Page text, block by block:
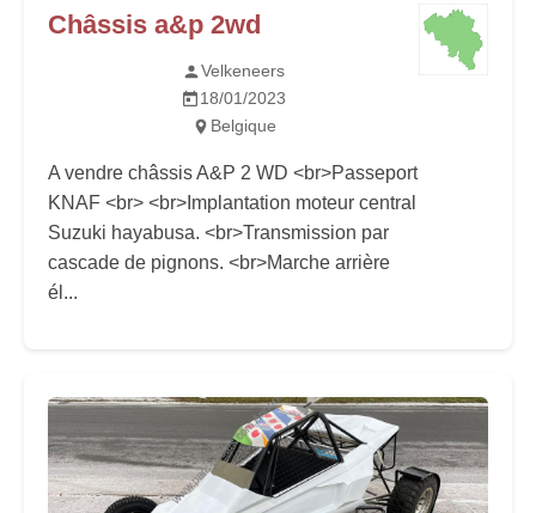
Châssis a&p 2wd
Velkeneers
18/01/2023
Belgique
A vendre châssis A&P 2 WD <br>Passeport
KNAF <br> <br>Implantation moteur central
Suzuki hayabusa. <br>Transmission par
cascade de pignons. <br>Marche arrière
él...